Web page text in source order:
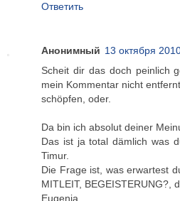
Ответить
Анонимный 13 октября
Scheit dir das doch peinlich
mein Kommentar nicht
schöpfen, oder.
Da bin ich absolut deiner
Das ist ja total dämlich was
Timur.
Die Frage ist, was erwartest
MITLEIT, BEGEISTERUNG?,
Eugenia